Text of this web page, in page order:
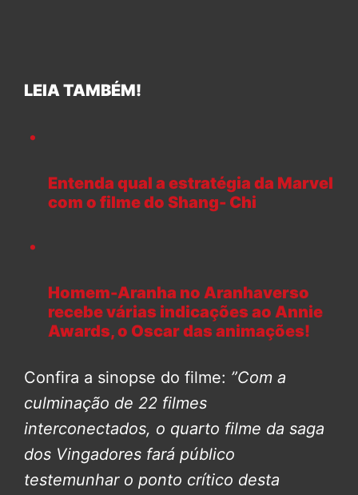
LEIA TAMBÉM!
Entenda qual a estratégia da Marvel
com o filme do Shang- Chi
Homem-Aranha no Aranhaverso
recebe várias indicações ao Annie
Awards, o Oscar das animações!
Confira a sinopse do filme: ”Com a
culminação de 22 filmes
interconectados, o quarto filme da saga
dos Vingadores fará público
testemunhar o ponto crítico desta